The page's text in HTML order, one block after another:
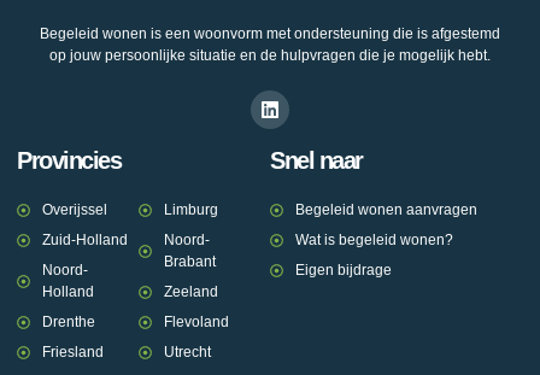
Begeleid wonen is een woonvorm met ondersteuning die is afgestemd
op jouw persoonlijke situatie en de hulpvragen die je mogelijk hebt.
Provincies
Overijssel
Zuid-Holland
Noord-
Holland
Drenthe
Friesland
Limburg
Noord-
Brabant
Zeeland
Flevoland
Utrecht
Snel naar
Begeleid wonen aanvragen
Wat is begeleid wonen?
Eigen bijdrage